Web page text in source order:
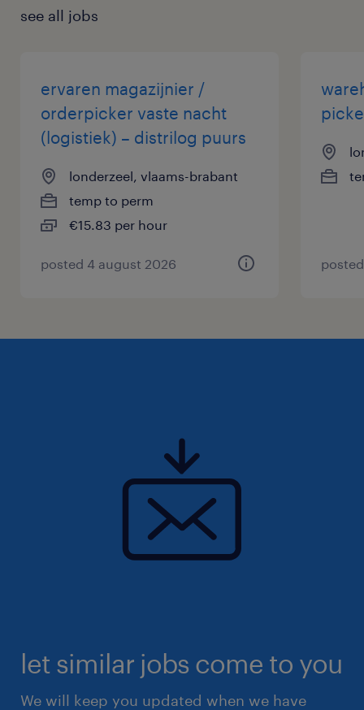
see all jobs
ervaren magazijnier /
orderpicker vaste nacht
(logistiek) – distrilog puurs
londerzeel, vlaams-brabant
temp to perm
€15.83 per hour
posted 4 august 2026
let similar jobs come to you
We will keep you updated when we have